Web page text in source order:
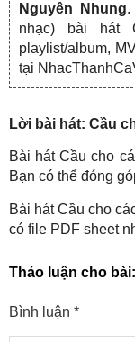
Nguyên Nhung.
nhạc) bài hát
playlist/album,
tại
Lời bài hát: Cầu
Bài hát Cầu cho
Bạn có thể đóng
Bài hát Cầu cho
có file PDF sheet
Thảo luận cho bài:
Bình luận *